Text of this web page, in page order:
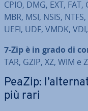
CPIO, DMG, EXT, FAT,
MBR, MSI, NSIS,
UEFI, UDF, VMDK,
7-Zip è in grado di
TAR, GZIP, XZ, WIM e
PeaZip:
più rari